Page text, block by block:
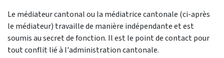
Le médiateur cantonal ou la médiatrice cantonale (ci-après
le médiateur) travaille de manière indépendante et est
soumis au secret de fonction. Il est le point de contact pour
tout conflit lié à l'administration cantonale.